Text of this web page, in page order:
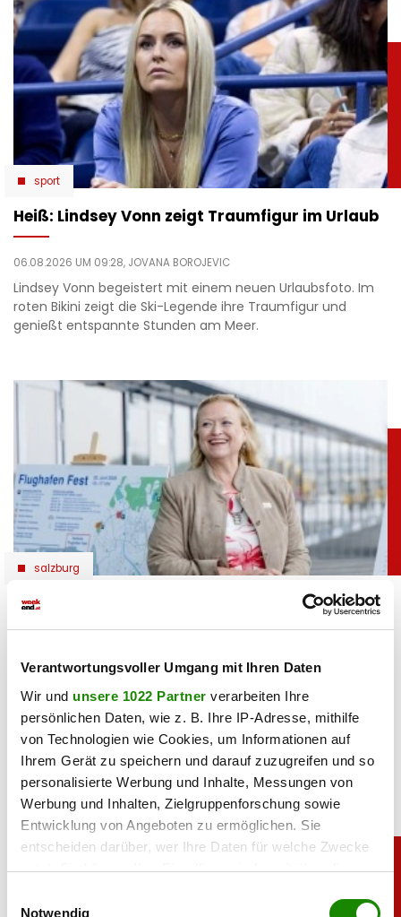
Verantwortungsvoller Umgang mit Ihren Daten
Wir und unsere 1022 Partner verarbeiten Ihre
persönlichen Daten, wie z. B. Ihre IP-Adresse, mithilfe
von Technologien wie Cookies, um Informationen auf
Ihrem Gerät zu speichern und darauf zuzugreifen und so
personalisierte Werbung und Inhalte, Messungen von
Werbung und Inhalten, Zielgruppenforschung sowie
Entwicklung von Angeboten zu ermöglichen. Sie
entscheiden darüber, wer Ihre Daten für welche Zwecke
nutzt. Sie können Ihre Einwilligung jederzeit über die
Trigger Symbol ändern oder widerrufen
Notwendig
sport
Heiß: Lindsey Vonn zeigt Traumfigur im Urlaub
06.08.2026 UM 09:28, JOVANA BOROJEVIC
Lindsey Vonn begeistert mit einem neuen Urlaubsfoto. Im
roten Bikini zeigt die Ski-Legende ihre Traumfigur und
genießt entspannte Stunden am Meer.
salzburg
Mega-Umbau: Neue Skyline für den Salzburg
07.08.2026 UM 11:45,SIMONE REITMEIER
Der Salzburg Airport ist 100 Jahre alt und steht vor dem
größten Umbau seiner Geschichte. GF Bettina Ganghofer
erklärt, was Passagiere künftig erwartet.